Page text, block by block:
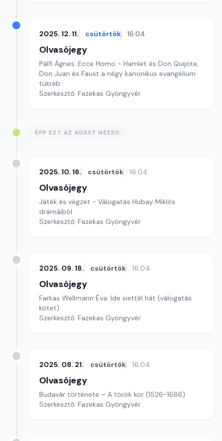
2025. 12. 11. csütörtök 16:04
Olvasójegy
Pálfi Ágnes: Ecce Homo - Hamlet és Don Quijote,
Don Juan és Faust a négy kanonikus evangélium
tükréb
Szerkesztő: Fazekas Gyöngyvér
ÉPP EZT AZ ADÁST NÉZED
2025. 10. 16. csütörtök 16:04
Olvasójegy
Játék és végzet - Válogatás Hubay Miklós
drámáiból
Szerkesztő: Fazekas Gyöngyvér
2025. 09. 18. csütörtök 16:04
Olvasójegy
Farkas Wellmann Éva: Ide siettél hát (válogatás
kötet)
Szerkesztő: Fazekas Gyöngyvér
2025. 08. 21. csütörtök 16:04
Olvasójegy
Budavár története – A török kor (1526-1686)
Szerkesztő: Fazekas Gyöngyvér